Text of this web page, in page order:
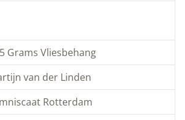
Grams Vliesbehang
van der Linden
Rotterdam